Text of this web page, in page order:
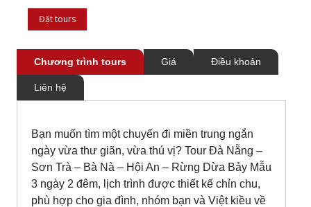
Đặt tours
Chương trình tours Giá Điều khoản
Liên hệ
Bạn muốn tìm một chuyến đi miền trung ngắn
ngày vừa thư giãn, vừa thú vị? Tour Đà Nẵng –
Sơn Trà – Bà Nà – Hội An – Rừng Dừa Bảy Mẫu
3 ngày 2 đêm, lịch trình được thiết kế chỉn chu,
phù hợp cho gia đình, nhóm bạn và Việt kiều về